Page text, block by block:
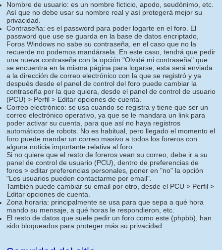
Nombre de usuario: es un nombre ficticio, apodo, seudónimo, etc.
Así que no debe usar su nombre real y así protegerá mejor su
privacidad.
Contraseña: es el password para poder logarte en el foro. El
password que use se guarda en la base de datos encriptado,
Foros Windows no sabe su contraseña, en el caso que no la
recuerde no podemos mandársela. En este caso, tendrá que pedir
una nueva contraseña con la opción "Olvidé mi contraseña" que
se encuentra en la misma página para logarse, esta será enviada
a la dirección de correo electrónico con la que se registró y ya
después desde el panel de control del foro puede cambiar la
contraseña por la que quiera, desde el panel de control de usuario
(PCU) > Perfil > Editar opciones de cuenta.
Correo electrónico: se usa cuando se registra y tiene que ser un
correo electrónico operativo, ya que se le mandara un link para
poder activar su cuenta, para que así no haya registros
automáticos de robots. No es habitual, pero llegado el momento el
foro puede mandar un correo masivo a todos los foreros con
alguna noticia importante relativa al foro.
Si no quiere que el resto de foreros vean su correo, debe ir a su
panel de control de usuario (PCU), dentro de preferencias de
foros > editar preferencias personales, poner en "no" la opción
"Los usuarios pueden contactarme por email".
También puede cambiar su email por otro, desde el PCU > Perfil >
Editar opciones de cuenta.
Zona horaria: principalmente se usa para que sepa a qué hora
mando su mensaje, a qué horas le respondieron, etc.
El resto de datos que suele pedir un foro como este (phpbb), han
sido bloqueados para proteger más su privacidad.